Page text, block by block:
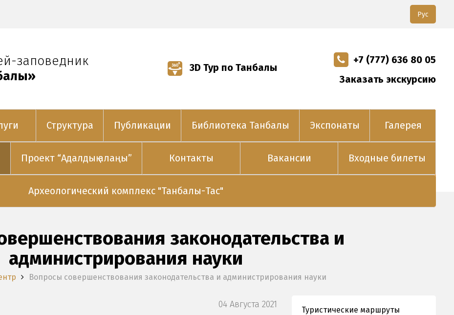
Рус
заповедник
3D Тур по Танбалы
+7 (777) 636 80 05
Заказать экскурсию
Структура Публикации Библиотека Танбалы Экспонаты Галерея
Проект “Адалдық алаңы” Контакты Вакансии Входные билеты
Археологический комплекс "Танбалы-Тас"
законодательства и
администрирования науки
Вопросы совершенствования законодательства и администрирования науки
04 Августа 2021
Туристические маршруты